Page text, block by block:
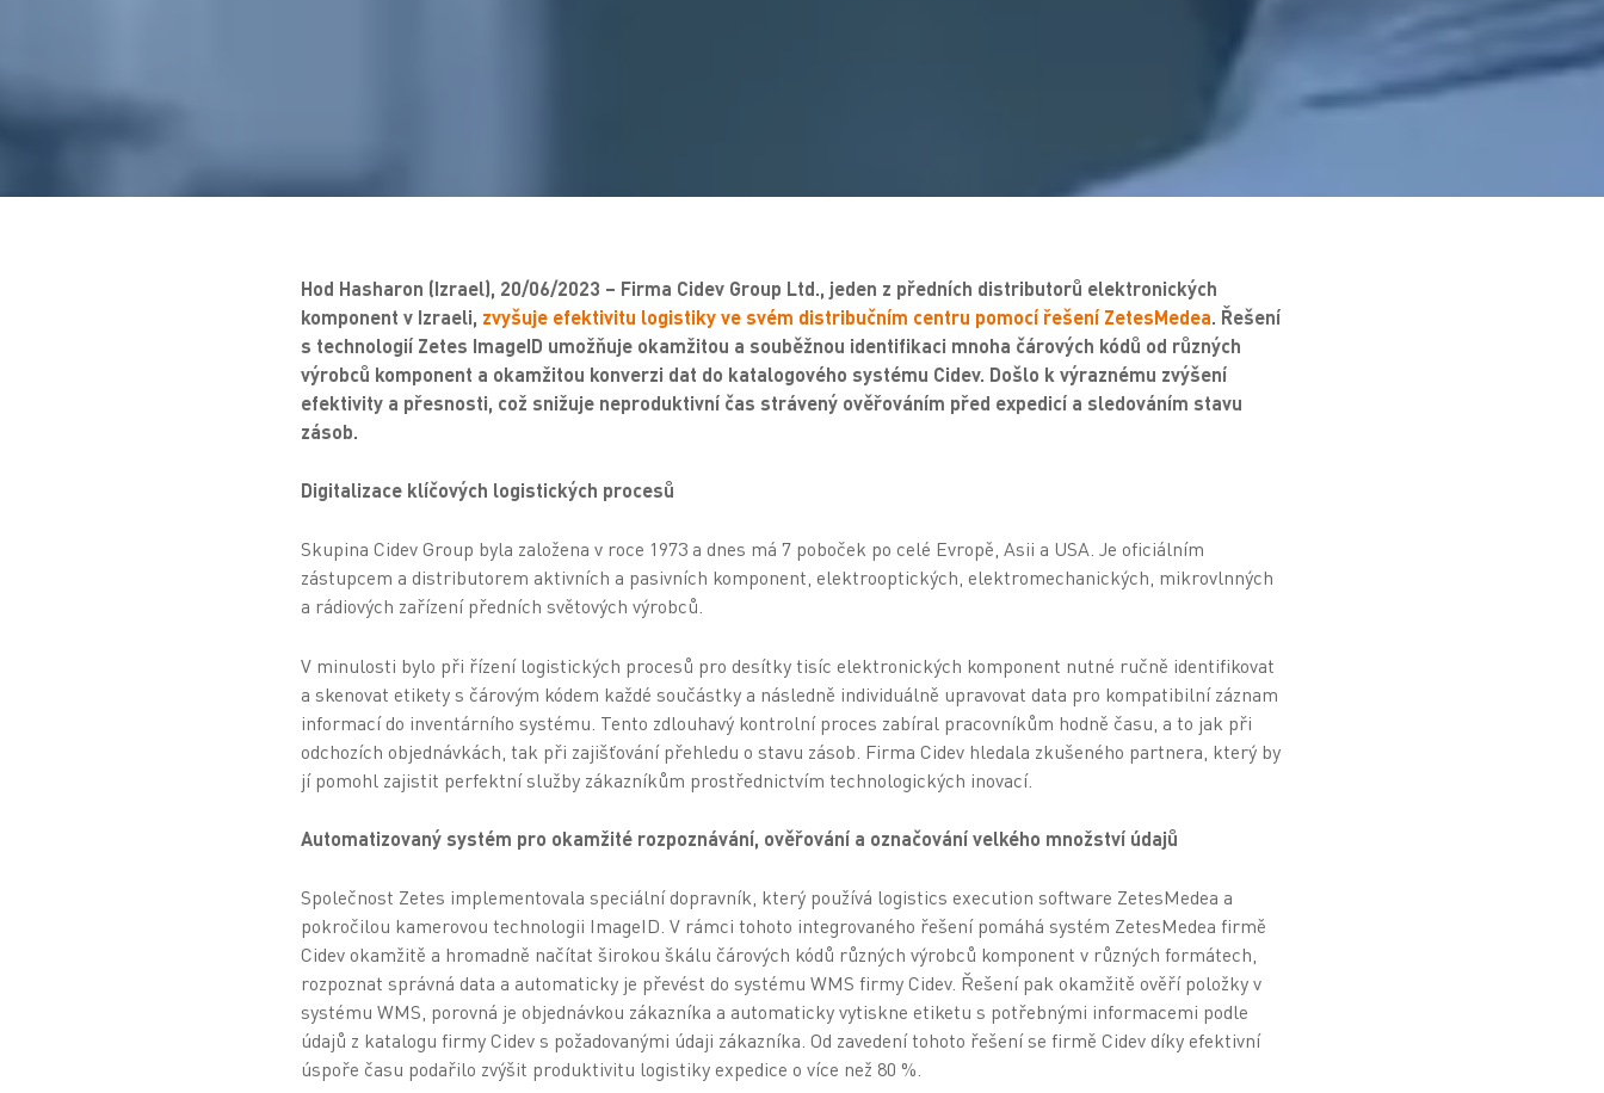
Hod Hasharon (Izrael), 20/06/2023 – Firma Cidev Group Ltd., jeden z předních distributorů elektronických
komponent v Izraeli, zvyšuje efektivitu logistiky ve svém distribučním centru pomocí řešení ZetesMedea. Řešení
s technologií Zetes ImageID umožňuje okamžitou a souběžnou identifikaci mnoha čárových kódů od různých
výrobců komponent a okamžitou konverzi dat do katalogového systému Cidev. Došlo k výraznému zvýšení
efektivity a přesnosti, což snižuje neproduktivní čas strávený ověřováním před expedicí a sledováním stavu
zásob.
Digitalizace klíčových logistických procesů
Skupina Cidev Group byla založena v roce 1973 a dnes má 7 poboček po celé Evropě, Asii a USA. Je oficiálním
zástupcem a distributorem aktivních a pasivních komponent, elektrooptických, elektromechanických, mikrovlnných
a rádiových zařízení předních světových výrobců.
V minulosti bylo při řízení logistických procesů pro desítky tisíc elektronických komponent nutné ručně identifikovat
a skenovat etikety s čárovým kódem každé součástky a následně individuálně upravovat data pro kompatibilní záznam
informací do inventárního systému. Tento zdlouhavý kontrolní proces zabíral pracovníkům hodně času, a to jak při
odchozích objednávkách, tak při zajišťování přehledu o stavu zásob. Firma Cidev hledala zkušeného partnera, který by
jí pomohl zajistit perfektní služby zákazníkům prostřednictvím technologických inovací.
Automatizovaný systém pro okamžité rozpoznávání, ověřování a označování velkého množství údajů
Společnost Zetes implementovala speciální dopravník, který používá logistics execution software ZetesMedea a
pokročilou kamerovou technologii ImageID. V rámci tohoto integrovaného řešení pomáhá systém ZetesMedea firmě
Cidev okamžitě a hromadně načítat širokou škálu čárových kódů různých výrobců komponent v různých formátech,
rozpoznat správná data a automaticky je převést do systému WMS firmy Cidev. Řešení pak okamžitě ověří položky v
systému WMS, porovná je objednávkou zákazníka a automaticky vytiskne etiketu s potřebnými informacemi podle
údajů z katalogu firmy Cidev s požadovanými údaji zákazníka. Od zavedení tohoto řešení se firmě Cidev díky efektivní
úspoře času podařilo zvýšit produktivitu logistiky expedice o více než 80 %.